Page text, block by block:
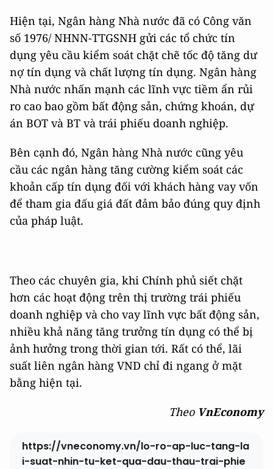
Hiện tại, Ngân hàng Nhà nước đã có Công văn
số 1976/ NHNN-TTGSNH gửi các tổ chức tín
dụng yêu cầu kiểm soát chặt chẽ tốc độ tăng dư
nợ tín dụng và chất lượng tín dụng. Ngân hàng
Nhà nước nhấn mạnh các lĩnh vực tiềm ẩn rủi
ro cao bao gồm bất động sản, chứng khoán, dự
án BOT và BT và trái phiếu doanh nghiệp.
Bên cạnh đó, Ngân hàng Nhà nước cũng yêu
cầu các ngân hàng tăng cường kiểm soát các
khoản cấp tín dụng đối với khách hàng vay vốn
để tham gia đấu giá đất đảm bảo đúng quy định
của pháp luật.
Theo các chuyên gia, khi Chính phủ siết chặt
hơn các hoạt động trên thị trường trái phiếu
doanh nghiệp và cho vay lĩnh vực bất động sản,
nhiều khả năng tăng trưởng tín dụng có thể bị
ảnh hưởng trong thời gian tới. Rất có thể, lãi
suất liên ngân hàng VND chỉ đi ngang ở mặt
bằng hiện tại.
Theo VnEconomy
https://vneconomy.vn/lo-ro-ap-luc-tang-la
i-suat-nhin-tu-ket-qua-dau-thau-trai-phie